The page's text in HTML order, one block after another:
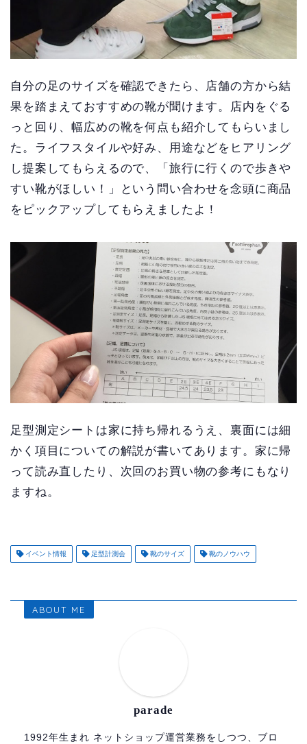
自分の足のサイズを確認できたら、店舗の方から結
果を踏まえておすすめの靴が聞けます。店内をぐる
っと回り、幅広めの靴を何点も紹介してもらいまし
た。ライフスタイルや好み、用途などをヒアリング
し提案してもらえるので、「旅行に行くので歩きや
すい靴がほしい！」という問い合わせを念頭に商品
をピックアップしてもらえましたよ！
足型測定シートは家に持ち帰れるうえ、裏面には細
かく項目についての解説が書いてあります。家に帰
って読み直したり、次回のお買い物の参考にもなり
ますね。
イベント情報 足型計測会 靴のサイズ 靴のノウハウ
ABOUT ME
parade
1992年生まれ ネットショップ運営業務をしつつ、ブロ